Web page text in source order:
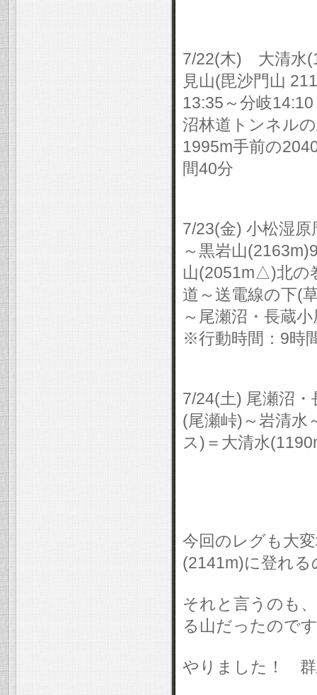
7/22(木) 大清水
見山(毘沙門山
13:35～分岐
沼林道トンネル
1995m手前の
間40分
7/23(金) 小松湿
～黒岩山
山(2051m△)北の
道～送電線の下(
～尾瀬沼・長蔵
※行動時間：9時
7/24(土) 尾瀬沼
(尾瀬峠)～岩清水
ス)＝大清水
今回のレグも大
(2141m)に登れ
それと言うのも
る山だったので
やりました！ 群